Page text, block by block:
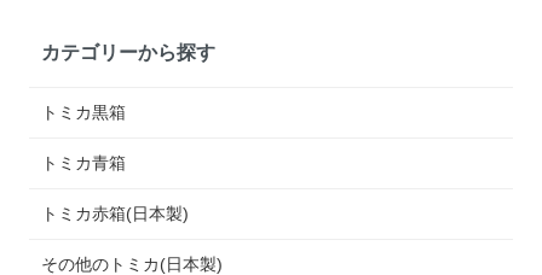
カテゴリーから探す
トミカ黒箱
トミカ青箱
トミカ赤箱(日本製)
その他のトミカ(日本製)